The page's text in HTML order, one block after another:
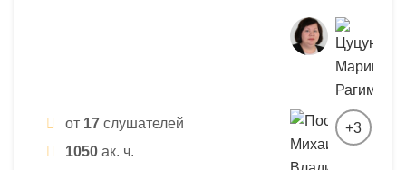
от 17 слушателей
1050 ак. ч.
+3